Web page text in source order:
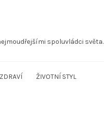
spoluvládci světa.
ZDRAVÍ ŽIVOTNÍ STYL